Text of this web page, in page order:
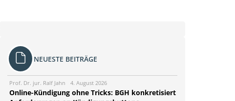
NEUESTE BEITRÄGE
Prof. Dr. jur. Ralf Jahn 4. August 2026
Online-Kündigung ohne Tricks: BGH konkretisiert